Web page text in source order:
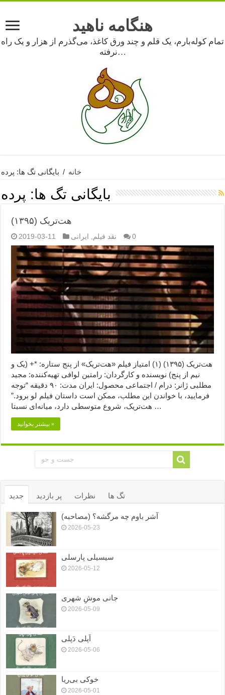
هنگامه ناهید
تمام کوله‌بارم، یک قلم و چند ورق کاغذ، می‌گذرم از هزار و یک راه
نرفته…
خانه / بایگانی تگ ها: پرده
بایگانی تگ ها: پرده
هت‌تریک (۱۳۹۵)
2019-03-11 نقد فیلم ایرانی 0
هت‌تریک (۱۳۹۵) (۱) امتیاز فیلم «هت‌تریک» از پنج ستاره: *+ (یک و
نیم از پنج) نویسنده و کارگردان: رامتین لوافی تهیه‌کننده: مجید
مطلبی ژانر: درام / اجتماعی محصول: ایران مدت: ۹۰ دقیقه “توجه
فرمایید،‌ با خواندن این مطلب، ممکن است داستان فیلم لو برود.”
هت‌تریک، شروع متوسطی دارد، میانه‌ای نسبتا …
بیشتر بخوانید »
جدید پر بازدید نظرات تگ ها
آشر باوم چه مرگشه؟ (مصاحبه)
2026-05-23
سیسیلی پارسلی
2026-05-12
جانی موشِ شهری
2026-05-09
اَپلی دَپلی
2026-05-06
خوکی بی‌ریا
2026-05-01